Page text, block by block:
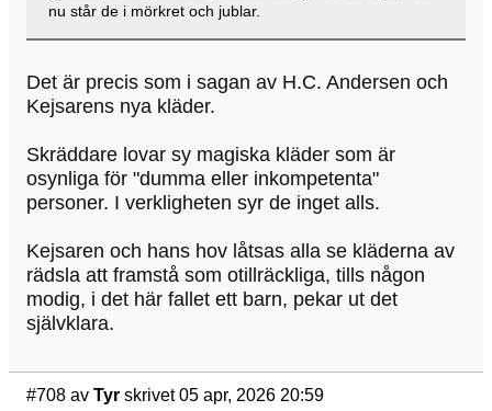
nu står de i mörkret och jublar.
Det är precis som i sagan av H.C. Andersen och
Kejsarens nya kläder.
Skräddare lovar sy magiska kläder som är
osynliga för "dumma eller inkompetenta"
personer. I verkligheten syr de inget alls.
Kejsaren och hans hov låtsas alla se kläderna av
rädsla att framstå som otillräckliga, tills någon
modig, i det här fallet ett barn, pekar ut det
självklara.
#708 av Tyr skrivet 05 apr, 2026 20:59